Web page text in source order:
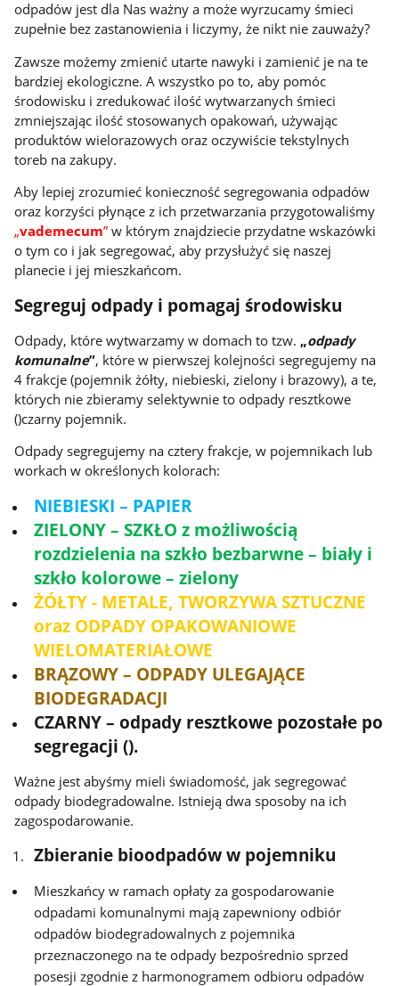
odpadów jest dla Nas ważny a może wyrzucamy śmieci
zupełnie bez zastanowienia i liczymy, że nikt nie zauważy?
Zawsze możemy zmienić utarte nawyki i zamienić je na te
bardziej ekologiczne. A wszystko po to, aby pomóc
środowisku i zredukować ilość wytwarzanych śmieci
zmniejszając ilość stosowanych opakowań, używając
produktów wielorazowych oraz oczywiście tekstylnych
toreb na zakupy.
Aby lepiej zrozumieć konieczność segregowania odpadów
oraz korzyści płynące z ich przetwarzania przygotowaliśmy
„vademecum”w którym znajdziecie przydatne wskazówki
o tym co i jak segregować, aby przysłużyć się naszej
planecie i jej mieszkańcom.
Segreguj odpady i pomagaj środowisku
Odpady, które wytwarzamy w domach to tzw. „odpady
komunalne”, które w pierwszej kolejności segregujemy na
4 frakcje (pojemnik żółty, niebieski, zielony i brazowy), a te,
których nie zbieramy selektywnie to odpady resztkowe
()czarny pojemnik.
Odpady segregujemy na cztery frakcje, w pojemnikach lub
workach w określonych kolorach:
NIEBIESKI – PAPIER
ZIELONY – SZKŁO z możliwością
rozdzielenia na szkło bezbarwne – biały i
szkło kolorowe – zielony
ŻÓŁTY - METALE, TWORZYWA SZTUCZNE
oraz ODPADY OPAKOWANIOWE
WIELOMATERIAŁOWE
BRĄZOWY – ODPADY ULEGAJĄCE
BIODEGRADACJI
CZARNY – odpady resztkowe pozostałe po
segregacji ().
Ważne jest abyśmy mieli świadomość, jak segregować
odpady biodegradowalne. Istnieją dwa sposoby na ich
zagospodarowanie.
Zbieranie bioodpadów w pojemniku
Mieszkańcy w ramach opłaty za gospodarowanie
odpadami komunalnymi mają zapewniony odbiór
odpadów biodegradowalnych z pojemnika
przeznaczonego na te odpady bezpośrednio sprzed
posesji zgodnie z harmonogramem odbioru odpadów